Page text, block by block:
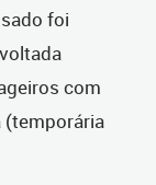
foi
com
(temporária